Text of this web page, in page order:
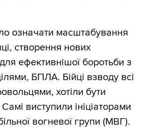
означати масштабування
створення нових
ефективнішої боротьби з
БПЛА. Бійці взводу всі
хотіли бути
виступили ініціаторами
вогневої групи (МВГ).